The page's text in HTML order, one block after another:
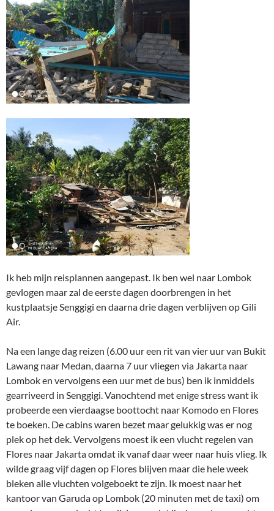
Ik heb mijn reisplannen aangepast. Ik ben wel naar Lombok
gevlogen maar zal de eerste dagen doorbrengen in het
kustplaatsje Senggigi en daarna drie dagen verblijven op Gili
Air.
Na een lange dag reizen (6.00 uur een rit van vier uur van Bukit
Lawang naar Medan, daarna 7 uur vliegen via Jakarta naar
Lombok en vervolgens een uur met de bus) ben ik inmiddels
gearriveerd in Senggigi. Vanochtend met enige stress want ik
probeerde een vierdaagse boottocht naar Komodo en Flores
te boeken. De cabins waren bezet maar gelukkig was er nog
plek op het dek. Vervolgens moest ik een vlucht regelen van
Flores naar Jakarta omdat ik vanaf daar weer naar huis vlieg. Ik
wilde graag vijf dagen op Flores blijven maar die hele week
bleken alle vluchten volgeboekt te zijn. Ik moest naar het
kantoor van Garuda op Lombok (20 minuten met de taxi) om